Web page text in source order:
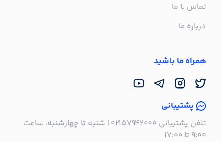
تماس با ما
درباره ما
همراه ما باشید
پشتیبانی
تلفن پشتیبانی ۰۲۱۵۷۹۴۲۰۰۰ | شنبه تا چهارشنبه، ساعت
۹:۰۰ تا ۱۷:۰۰